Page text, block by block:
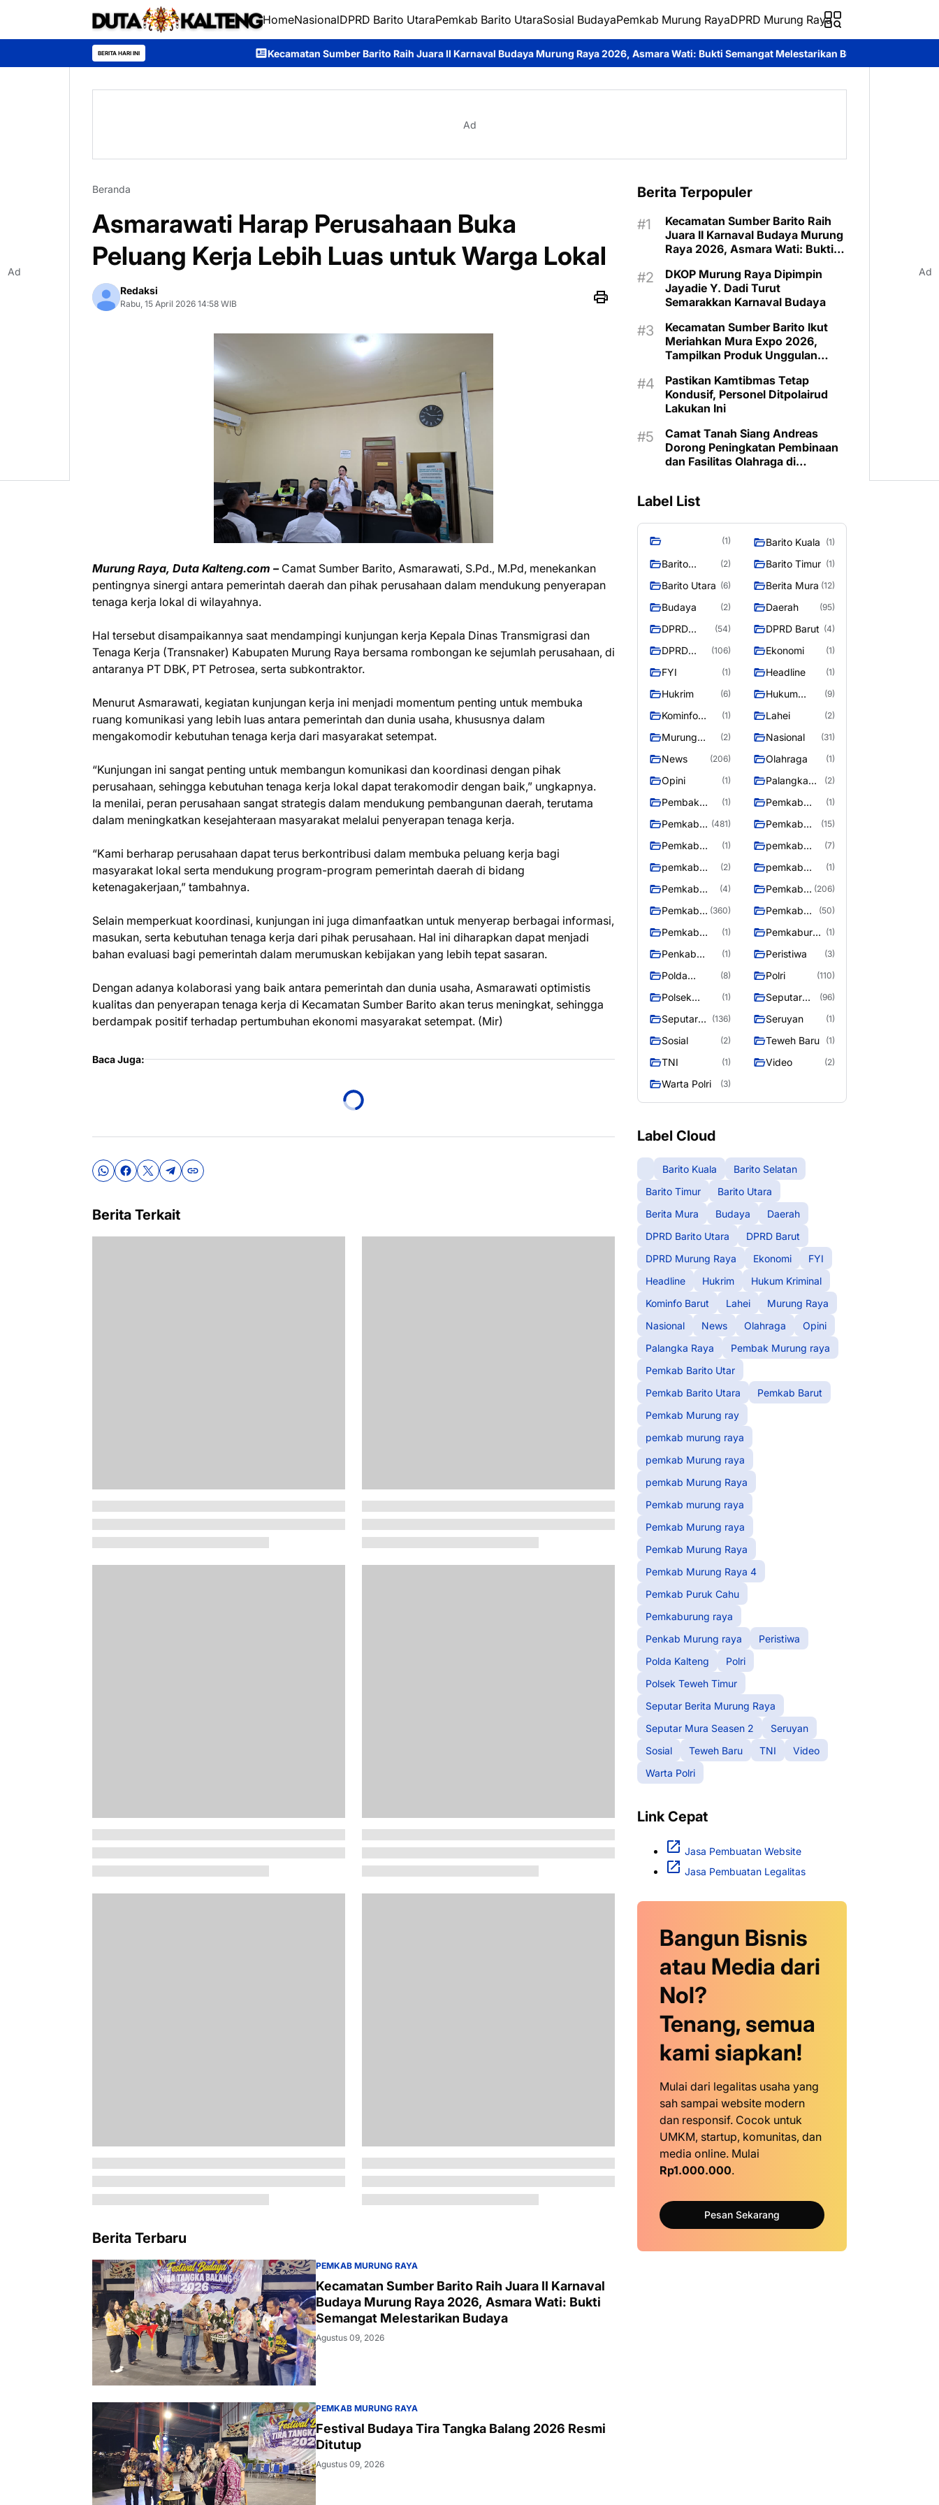
HomeNasionalDPRD Barito UtaraPemkab Barito UtaraSosial BudayaPemkab Murung RayaDPRD Murung Raya
BERITA HARI INI Kecamatan Sumber Barito Raih Juara II Karnaval Budaya Murung Raya 2026, Asmara Wati: Bukti Semangat Melestarikan Budaya Festival Budaya Tira Tangka
Ad
Beranda
Asmarawati Harap Perusahaan Buka
Peluang Kerja Lebih Luas untuk Warga Lokal
Redaksi
Rabu, 15 April 2026 14:58 WIB
Murung Raya, Duta Kalteng.com – Camat Sumber Barito, Asmarawati, S.Pd., M.Pd, menekankan
pentingnya sinergi antara pemerintah daerah dan pihak perusahaan dalam mendukung penyerapan
tenaga kerja lokal di wilayahnya.
Hal tersebut disampaikannya saat mendampingi kunjungan kerja Kepala Dinas Transmigrasi dan
Tenaga Kerja (Transnaker) Kabupaten Murung Raya bersama rombongan ke sejumlah perusahaan, di
antaranya PT DBK, PT Petrosea, serta subkontraktor.
Menurut Asmarawati, kegiatan kunjungan kerja ini menjadi momentum penting untuk membuka
ruang komunikasi yang lebih luas antara pemerintah dan dunia usaha, khususnya dalam
mengakomodir kebutuhan tenaga kerja dari masyarakat setempat.
“Kunjungan ini sangat penting untuk membangun komunikasi dan koordinasi dengan pihak
perusahaan, sehingga kebutuhan tenaga kerja lokal dapat terakomodir dengan baik,” ungkapnya.
Ia menilai, peran perusahaan sangat strategis dalam mendukung pembangunan daerah, terutama
dalam meningkatkan kesejahteraan masyarakat melalui penyerapan tenaga kerja.
“Kami berharap perusahaan dapat terus berkontribusi dalam membuka peluang kerja bagi
masyarakat lokal serta mendukung program-program pemerintah daerah di bidang
ketenagakerjaan,” tambahnya.
Selain memperkuat koordinasi, kunjungan ini juga dimanfaatkan untuk menyerap berbagai informasi,
masukan, serta kebutuhan tenaga kerja dari pihak perusahaan. Hal ini diharapkan dapat menjadi
bahan evaluasi bagi pemerintah dalam merumuskan kebijakan yang lebih tepat sasaran.
Dengan adanya kolaborasi yang baik antara pemerintah dan dunia usaha, Asmarawati optimistis
kualitas dan penyerapan tenaga kerja di Kecamatan Sumber Barito akan terus meningkat, sehingga
berdampak positif terhadap pertumbuhan ekonomi masyarakat setempat. (Mir)
Baca Juga:
Berita Terkait
Berita Terbaru
PEMKAB MURUNG RAYA
Kecamatan Sumber Barito Raih Juara II Karnaval
Budaya Murung Raya 2026, Asmara Wati: Bukti
Semangat Melestarikan Budaya
Agustus 09, 2026
PEMKAB MURUNG RAYA
Festival Budaya Tira Tangka Balang 2026 Resmi
Ditutup
Agustus 09, 2026
Berita Terpopuler
Kecamatan Sumber Barito Raih
Juara II Karnaval Budaya Murung
Raya 2026, Asmara Wati: Bukti
DKOP Murung Raya Dipimpin
Jayadie Y. Dadi Turut
Semarakkan Karnaval Budaya
Kecamatan Sumber Barito Ikut
Meriahkan Mura Expo 2026,
Tampilkan Produk Unggulan
Pastikan Kamtibmas Tetap
Kondusif, Personel Ditpolairud
Lakukan Ini
Camat Tanah Siang Andreas
Dorong Peningkatan Pembinaan
dan Fasilitas Olahraga di
Label List
(1) Barito Kuala (1)
Barito
(2) Barito Timur (1)
Barito Utara (6) Berita Mura (12)
Budaya (2) Daerah (95)
DPRD
Utara
(54) DPRD Barut (4)
DPRD
Raya
(106) Ekonomi (1)
FYI (1) Headline (1)
Hukrim (6)
Hukum
(9)
Kominfo
(1) Lahei (2)
Murung
(2) Nasional (31)
News (206) Olahraga (1)
Opini (1)
Palangka
(2)
Pembak
Murung raya
(1)
Pemkab
(1)
Pemkab
Utara
(481)
Pemkab
(15)
Pemkab
(1)
pemkab
(7)
pemkab
(2)
pemkab
Raya
(1)
Pemkab
murung raya
(4)
Pemkab
raya
(206)
Pemkab
Raya
(360)
Pemkab
Raya 4
(50)
Pemkab
(1)
Pemkaburun (1)
Penkab
(1) Peristiwa (3)
Polda
(8) Polri (110)
Polsek
Teweh Timur
(1)
Seputar
Murung
Raya
(96)
Seputar
Seasen 2
(136) Seruyan (1)
Sosial (2) Teweh Baru (1)
TNI (1) Video (2)
Warta Polri (3)
Label Cloud
Barito Kuala
Barito Selatan
Barito Timur
Barito Utara
Berita Mura
Budaya
Daerah
DPRD Barito Utara
DPRD Barut
DPRD Murung Raya
Ekonomi
FYI
Headline
Hukrim
Hukum Kriminal
Kominfo Barut
Lahei
Murung Raya
Nasional
News Olahraga
Opini
Palangka Raya
Pembak Murung raya
Pemkab Barito Utar
Pemkab Barito Utara
Pemkab Barut
Pemkab Murung ray
pemkab murung raya
pemkab Murung raya
pemkab Murung Raya
Pemkab murung raya
Pemkab Murung raya
Pemkab Murung Raya
Pemkab Murung Raya 4
Pemkab Puruk Cahu
Pemkaburung raya
Penkab Murung raya
Peristiwa
Polda Kalteng
Polri
Polsek Teweh Timur
Seputar Berita Murung Raya
Seputar Mura Seasen 2
Seruyan
Sosial
Teweh Baru TNI
Video
Warta Polri
Link Cepat
Jasa Pembuatan Website
Jasa Pembuatan Legalitas
Bangun Bisnis
atau Media dari
Nol?
Tenang, semua
kami siapkan!
Mulai dari legalitas usaha yang
sah sampai website modern
dan responsif. Cocok untuk
UMKM, startup, komunitas, dan
media online. Mulai
Rp1.000.000.
Pesan Sekarang
Ad Ad